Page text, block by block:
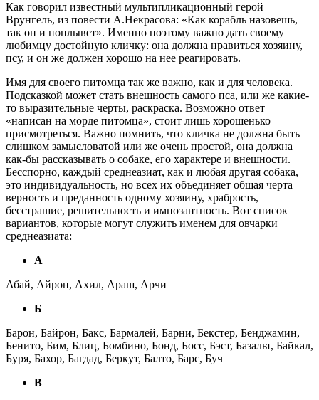
Как говорил известный мультипликационный герой
Врунгель, из повести А.Некрасова: «Как корабль назовешь,
так он и поплывет». Именно поэтому важно дать своему
любимцу достойную кличку: она должна нравиться хозяину,
псу, и он же должен хорошо на нее реагировать.
Имя для своего питомца так же важно, как и для человека.
Подсказкой может стать внешность самого пса, или же какие-
то выразительные черты, раскраска. Возможно ответ
«написан на морде питомца», стоит лишь хорошенько
присмотреться. Важно помнить, что кличка не должна быть
слишком замысловатой или же очень простой, она должна
как-бы рассказывать о собаке, его характере и внешности.
Бесспорно, каждый среднеазиат, как и любая другая собака,
это индивидуальность, но всех их объединяет общая черта –
верность и преданность одному хозяину, храбрость,
бесстрашие, решительность и импозантность. Вот список
вариантов, которые могут служить именем для овчарки
среднеазиата:
А
Абай, Айрон, Ахил, Араш, Арчи
Б
Барон, Байрон, Бакс, Бармалей, Барни, Бекстер, Бенджамин,
Бенито, Бим, Блиц, Бомбино, Бонд, Босс, Бэст, Базальт, Байкал,
Буря, Бахор, Багдад, Беркут, Балто, Барс, Буч
В